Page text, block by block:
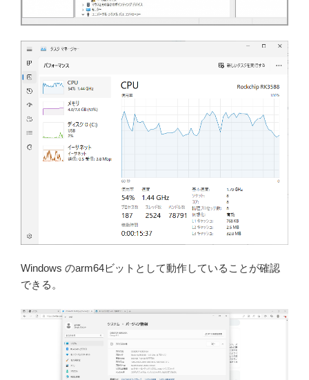
Windows のarm64ビットとして動作していることが確認
できる。